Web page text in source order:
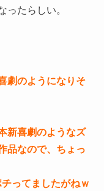
ったらしい。
劇のようになりそ
新喜劇のようなズ
品なので、ちょっ
ってましたがねｗ